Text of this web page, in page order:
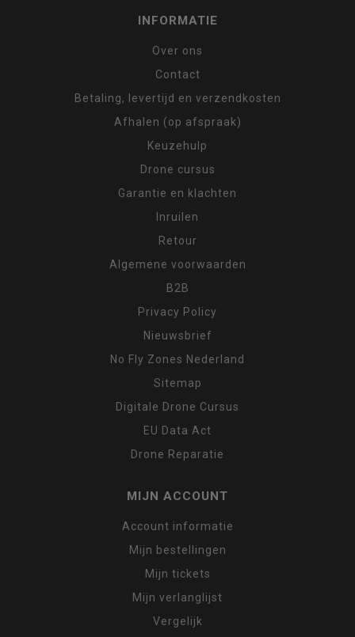
INFORMATIE
Over ons
Contact
Betaling, levertijd en verzendkosten
Afhalen (op afspraak)
Keuzehulp
Drone cursus
Garantie en klachten
Inruilen
Retour
Algemene voorwaarden
B2B
Privacy Policy
Nieuwsbrief
No Fly Zones Nederland
Sitemap
Digitale Drone Cursus
EU Data Act
Drone Reparatie
MIJN ACCOUNT
Account informatie
Mijn bestellingen
Mijn tickets
Mijn verlanglijst
Vergelijk